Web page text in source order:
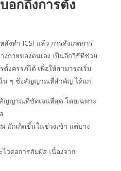
กถึงการตั้ง
งทำ ICSI แล้ว การสังเกตการ
กายของตนเอง เป็นอีกวิธีที่ช่วย
งครรภ์ได้ เพื่อให้สามารถเริ่ม
น ๆ ซึ่งสัญญาณที่สำคัญ ได้แก่
ญญาณที่ชัดเจนที่สุด โดยเฉพาะ
มักเกิดขึ้นในช่วงเช้า แต่บาง
ไวต่อการสัมผัส เนื่องจาก